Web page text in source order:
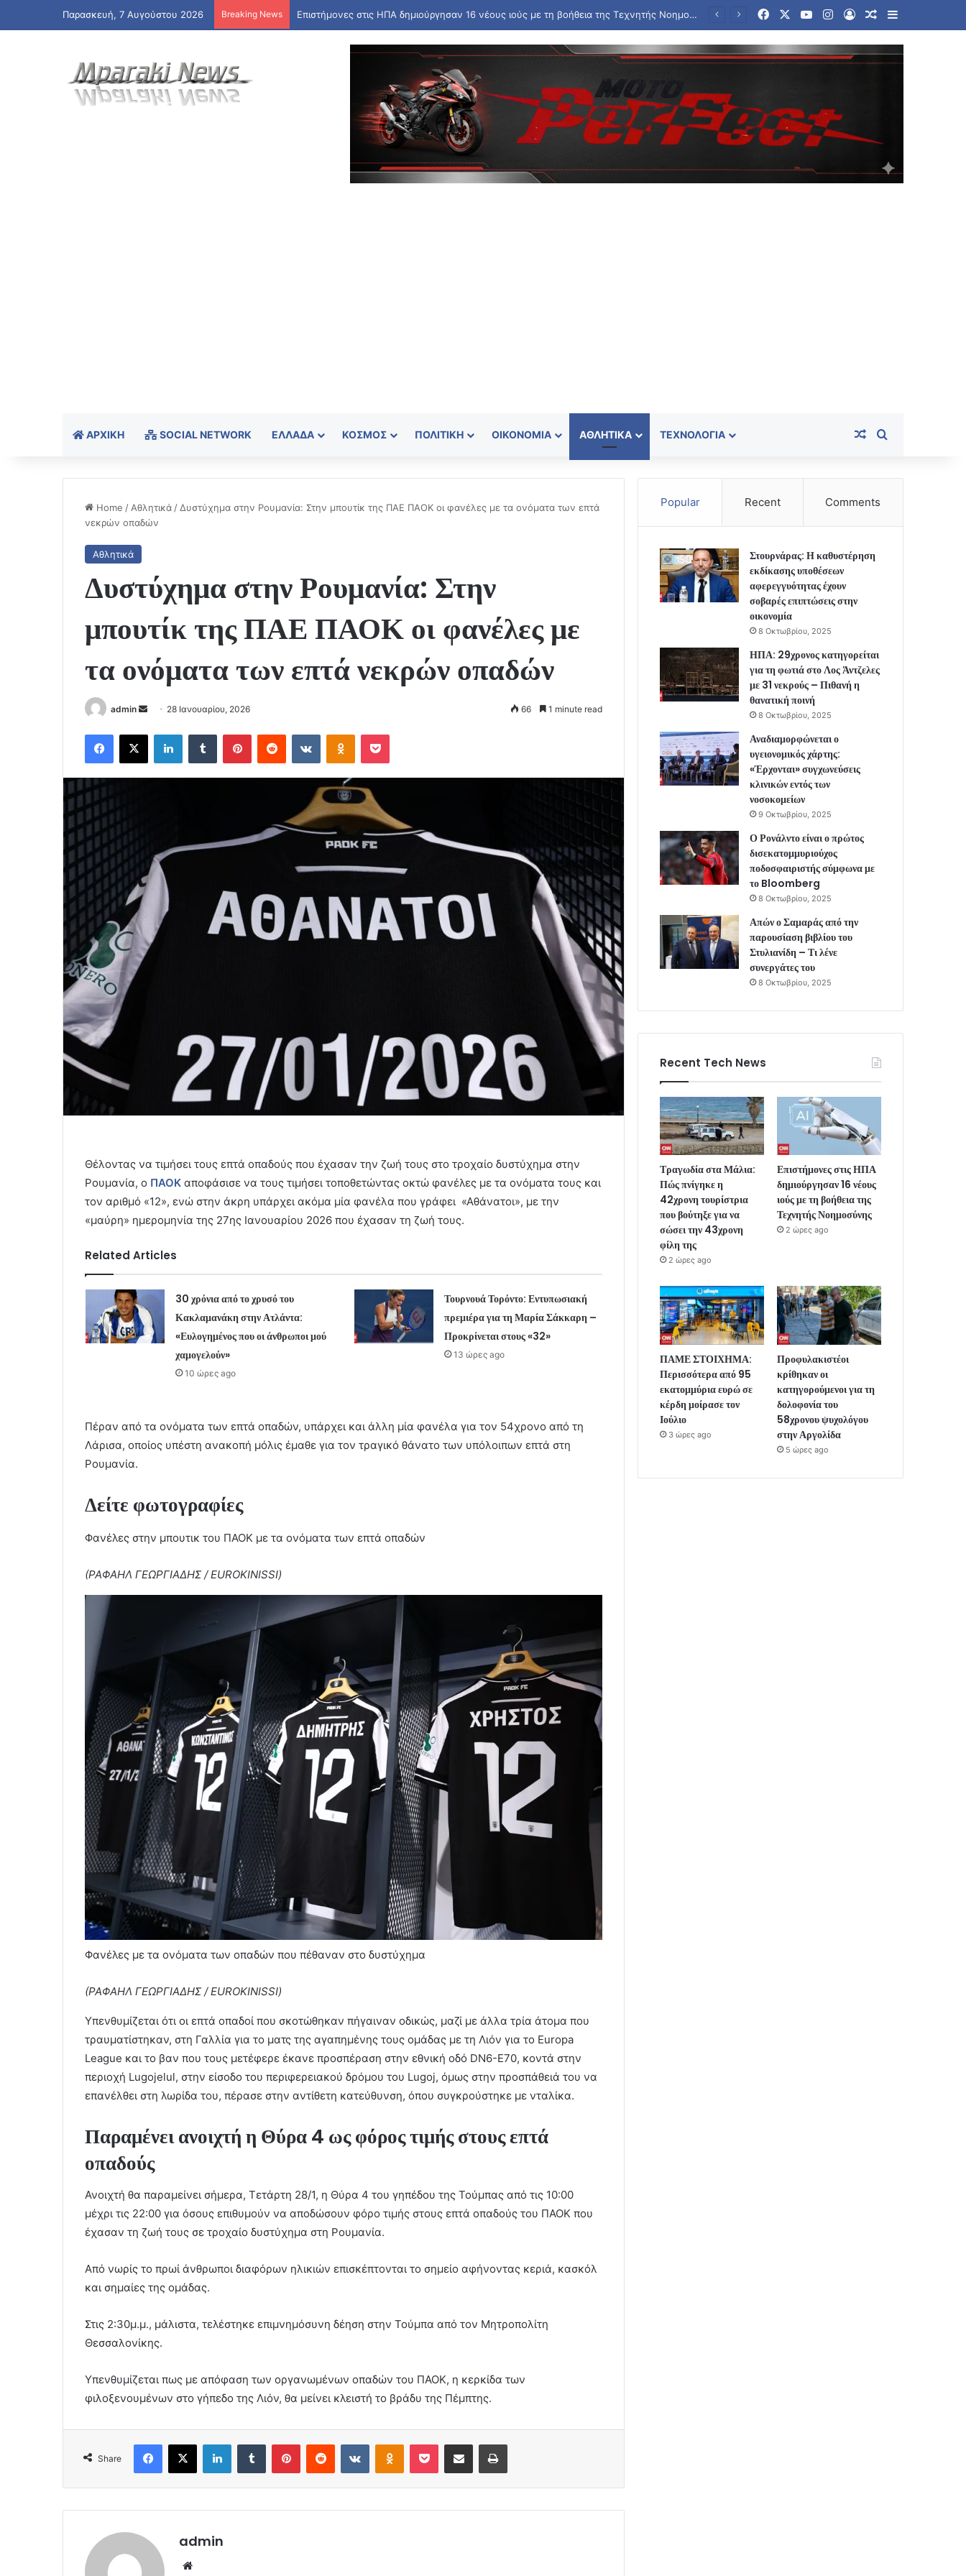
Παρασκευή, 7 Αυγούστου 2026 Breaking News Επιστήμονες στις ΗΠΑ δημιούργησαν 16 νέους ιούς με τη βοήθεια της Τεχνητής Νοημοσύνης FacebookYouTubeInstagram
Log InRandom Article
Sidebar
ΑΡΧΙΚΉ SOCIAL NETWORK ΕΛΛΆΔΑ ΚΌΣΜΟΣ ΠΟΛΙΤΙΚΉ ΟΙΚΟΝΟΜΊΑ ΑΘΛΗΤΙΚΆ ΤΕΧΝΟΛΟΓΊΑ Random Article
Home / Αθλητικά / Δυστύχημα στην Ρουμανία: Στην μπουτίκ της ΠΑΕ ΠΑΟΚ οι φανέλες με τα ονόματα των επτά
νεκρών οπαδών
Αθλητικά
Δυστύχημα στην Ρουμανία: Στην
μπουτίκ της ΠΑΕ ΠΑΟΚ οι φανέλες με
τα ονόματα των επτά νεκρών οπαδών
admin
Send
email
28 Ιανουαρίου, 2026 66 1 minute read
Facebook
X LinkedInTumblr PinterestReddit VKontakteOdnoklassniki
Pocket
Θέλοντας να τιμήσει τους επτά οπαδούς που έχασαν την ζωή τους στο τροχαίο δυστύχημα στην
Ρουμανία, ο ΠΑΟΚ αποφάσισε να τους τιμήσει τοποθετώντας οκτώ φανέλες με τα ονόματα τους και
τον αριθμό «12», ενώ στην άκρη υπάρχει ακόμα μία φανέλα που γράφει «Αθάνατοι», με την
«μαύρη» ημερομηνία της 27ης Ιανουαρίου 2026 που έχασαν τη ζωή τους.
Related Articles
30 χρόνια από το χρυσό του
Κακλαμανάκη στην Ατλάντα:
«Ευλογημένος που οι άνθρωποι μού
χαμογελούν»
10 ώρες ago
Τουρνουά Τορόντο: Εντυπωσιακή
πρεμιέρα για τη Μαρία Σάκκαρη –
Προκρίνεται στους «32»
13 ώρες ago
Πέραν από τα ονόματα των επτά οπαδών, υπάρχει και άλλη μία φανέλα για τον 54χρονο από τη
Λάρισα, οποίος υπέστη ανακοπή μόλις έμαθε για τον τραγικό θάνατο των υπόλοιπων επτά στη
Ρουμανία.
Δείτε φωτογραφίες
Φανέλες στην μπουτικ του ΠΑΟΚ με τα ονόματα των επτά οπαδών
(ΡΑΦΑΗΛ ΓΕΩΡΓΙΑΔΗΣ / EUROKINISSI)
Φανέλες με τα ονόματα των οπαδών που πέθαναν στο δυστύχημα
(ΡΑΦΑΗΛ ΓΕΩΡΓΙΑΔΗΣ / EUROKINISSI)
Υπενθυμίζεται ότι οι επτά οπαδοί που σκοτώθηκαν πήγαιναν οδικώς, μαζί με άλλα τρία άτομα που
τραυματίστηκαν, στη Γαλλία για το ματς της αγαπημένης τους ομάδας με τη Λιόν για το Europa
League και το βαν που τους μετέφερε έκανε προσπέραση στην εθνική οδό DN6-E70, κοντά στην
περιοχή Lugojelul, στην είσοδο του περιφερειακού δρόμου του Lugoj, όμως στην προσπάθειά του να
επανέλθει στη λωρίδα του, πέρασε στην αντίθετη κατεύθυνση, όπου συγκρούστηκε με νταλίκα.
Παραμένει ανοιχτή η Θύρα 4 ως φόρος τιμής στους επτά
οπαδούς
Ανοιχτή θα παραμείνει σήμερα, Τετάρτη 28/1, η Θύρα 4 του γηπέδου της Τούμπας από τις 10:00
μέχρι τις 22:00 για όσους επιθυμούν να αποδώσουν φόρο τιμής στους επτά οπαδούς του ΠΑΟΚ που
έχασαν τη ζωή τους σε τροχαίο δυστύχημα στη Ρουμανία.
Από νωρίς το πρωί άνθρωποι διαφόρων ηλικιών επισκέπτονται το σημείο αφήνοντας κεριά, κασκόλ
και σημαίες της ομάδας.
Στις 2:30μ.μ., μάλιστα, τελέστηκε επιμνημόσυνη δέηση στην Τούμπα από τον Μητροπολίτη
Θεσσαλονίκης.
Υπενθυμίζεται πως με απόφαση των οργανωμένων οπαδών του ΠΑΟΚ, η κερκίδα των
φιλοξενουμένων στο γήπεδο της Λιόν, θα μείνει κλειστή το βράδυ της Πέμπτης.
Share
Facebook
X LinkedInTumblr PinterestReddit VKontakteOdnoklassniki
Pocket Share via Email Print
admin
Popular Recent Comments
Στουρνάρας: Η καθυστέρηση
εκδίκασης υποθέσεων
αφερεγγυότητας έχουν
σοβαρές επιπτώσεις στην
οικονομία
8 Οκτωβρίου, 2025
ΗΠΑ: 29χρονος κατηγορείται
για τη φωτιά στο Λος Άντζελες
με 31 νεκρούς – Πιθανή η
θανατική ποινή
8 Οκτωβρίου, 2025
Αναδιαμορφώνεται ο
υγειονομικός χάρτης:
«Έρχονται» συγχωνεύσεις
κλινικών εντός των
νοσοκομείων
9 Οκτωβρίου, 2025
Ο Ρονάλντο είναι ο πρώτος
δισεκατομμυριούχος
ποδοσφαιριστής σύμφωνα με
το Bloomberg
8 Οκτωβρίου, 2025
Απών ο Σαμαράς από την
παρουσίαση βιβλίου του
Στυλιανίδη – Τι λένε
συνεργάτες του
8 Οκτωβρίου, 2025
Recent Tech News
Τραγωδία στα Μάλια:
Πώς πνίγηκε η
42χρονη τουρίστρια
που βούτηξε για να
σώσει την 43χρονη
φίλη της
2 ώρες ago
Επιστήμονες στις ΗΠΑ
δημιούργησαν 16 νέους
ιούς με τη βοήθεια της
Τεχνητής Νοημοσύνης
2 ώρες ago
ΠΑΜΕ ΣΤΟΙΧΗΜΑ:
Περισσότερα από 95
εκατομμύρια ευρώ σε
κέρδη μοίρασε τον
Ιούλιο
3 ώρες ago
Προφυλακιστέοι
κρίθηκαν οι
κατηγορούμενοι για τη
δολοφονία του
58χρονου ψυχολόγου
στην Αργολίδα
5 ώρες ago